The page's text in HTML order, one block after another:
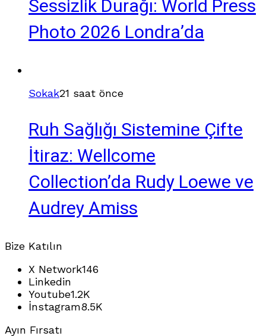
Sessizlik Durağı: World Press
Photo 2026 Londra’da
Sokak21 saat önce
Ruh Sağlığı Sistemine Çifte
İtiraz: Wellcome
Collection’da Rudy Loewe ve
Audrey Amiss
Bize Katılın
X Network146
Linkedin
Youtube1.2K
İnstagram8.5K
Ayın Fırsatı